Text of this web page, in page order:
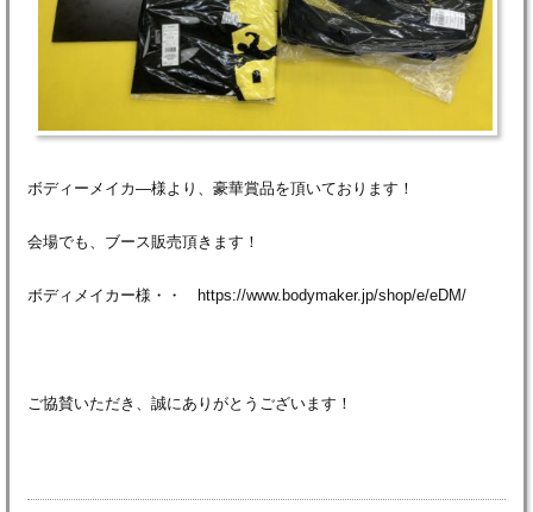
ボディーメイカ―様より、豪華賞品を頂いております！
会場でも、ブース販売頂きます！
ボディメイカー様・・ https://www.bodymaker.jp/shop/e/eDM/
ご協賛いただき、誠にありがとうございます！